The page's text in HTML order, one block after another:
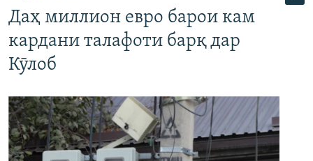
Даҳ миллион евро барои кам
кардани талафоти барқ дар
Кӯлоб